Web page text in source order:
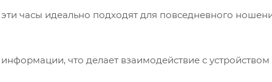
часы идеально подходят для повседневного
что делает взаимодействие с